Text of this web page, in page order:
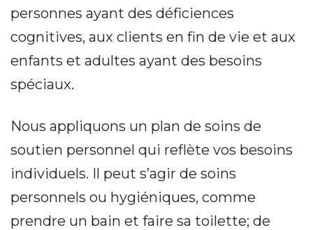
personnes ayant des déficiences
cognitives, aux clients en fin de vie et aux
enfants et adultes ayant des besoins
spéciaux.
Nous appliquons un plan de soins de
soutien personnel qui reflète vos besoins
individuels. Il peut s’agir de soins
personnels ou hygiéniques, comme
prendre un bain et faire sa toilette; de